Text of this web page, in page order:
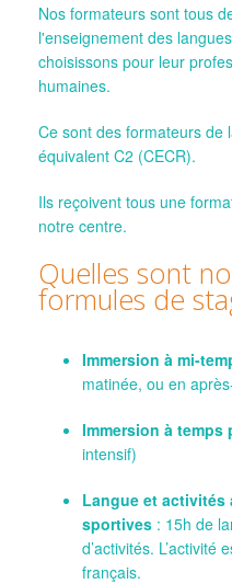
Nos formateurs sont tous
l'enseignement des
choisissons pour leur
humaines.
Ce sont des formateurs de
équivalent C2 (CECR).
Ils reçoivent tous une
notre centre.
Quelles sont
formules de
Immersion à mi-
matinée, ou en
Immersion à temps
intensif)
Langue et
sportives : 15h de
d’activités. L’activité
français.